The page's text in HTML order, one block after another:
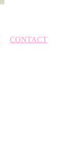
CONTACT